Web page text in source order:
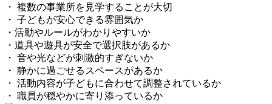
・ 複数の事業所を見学することが大切
・ 子どもが安心できる雰囲気か
・活動やルールがわかりやすいか
・道具や遊具が安全で選択肢があるか
・ 音や光などが刺激的すぎないか
・ 静かに過ごせるスペースがあるか
・ 活動内容が子どもに合わせて調整されているか
・ 職員が穏やかに寄り添っているか